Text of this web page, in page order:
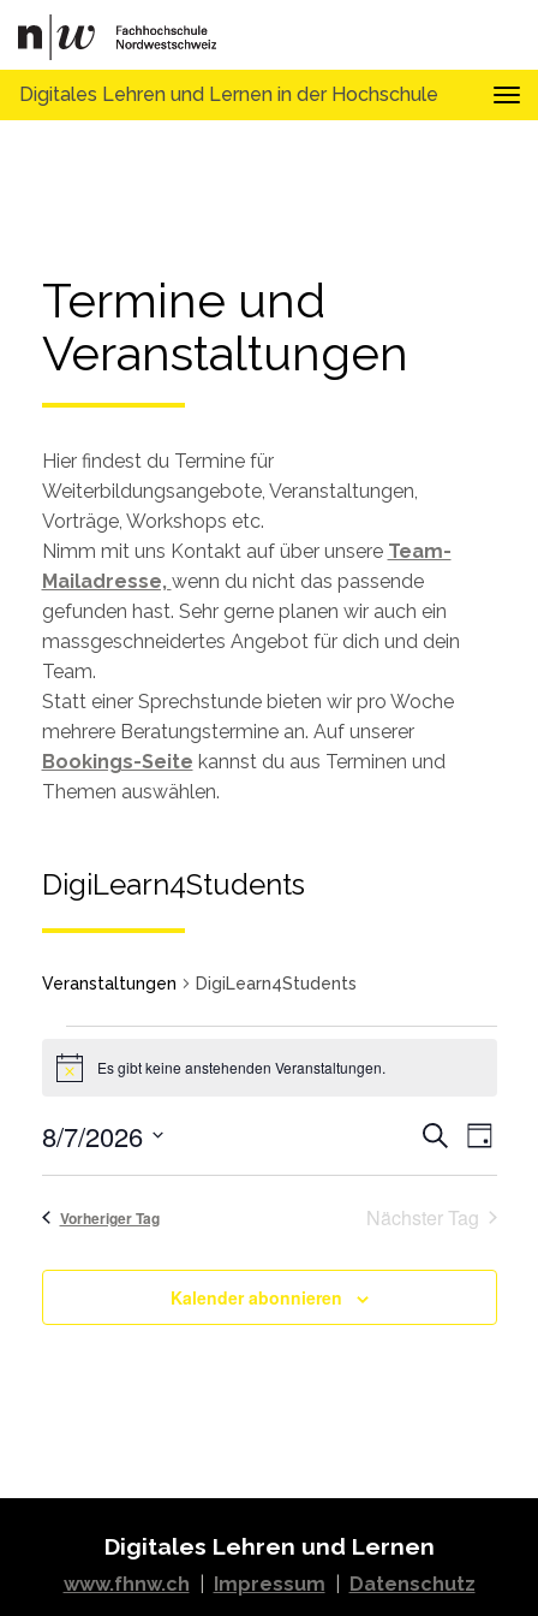
Digitales Lehren und Lernen in der Hochschule
Termine und
Veranstaltungen
Hier findest du Termine für
Weiterbildungsangebote, Veranstaltungen,
Vorträge, Workshops etc.
Nimm mit uns Kontakt auf über unsere Team-
Mailadresse, wenn du nicht das passende
gefunden hast. Sehr gerne planen wir auch ein
massgeschneidertes Angebot für dich und dein
Team.
Statt einer Sprechstunde bieten wir pro Woche
mehrere Beratungstermine an. Auf unserer
Bookings-Seite kannst du aus Terminen und
Themen auswählen.
DigiLearn4Students
Veranstaltungen DigiLearn4Students
for
7.
August
2026
Notice Es gibt keine anstehenden Veranstaltungen.
Such-
Suche
Tag
8/7/2026
Wählen
das
Vorheriger Tag Nächster Tag
Kalender abonnieren
Digitales Lehren und Lernen
www.fhnw.ch Impressum Datenschutz